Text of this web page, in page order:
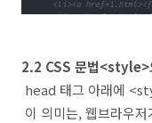
2.2 CSS 문법<style>
head 태그 아래에
이 의미는, 웹브라우